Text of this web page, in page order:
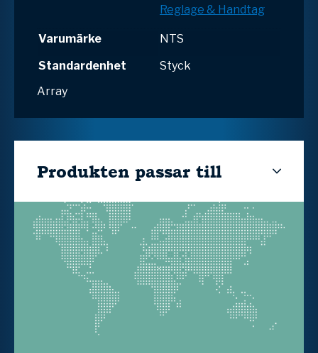
Reglage & Handtag
Varumärke
NTS
Standardenhet
Styck
Array
Produkten passar till